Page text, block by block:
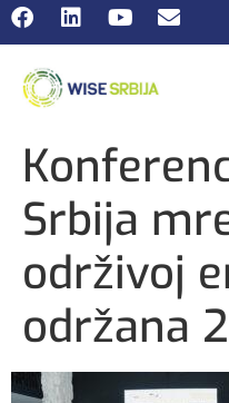
Srbija
održivoj
održana